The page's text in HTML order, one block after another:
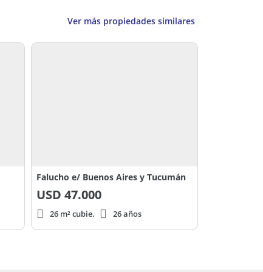
Ver más propiedades similares
Falucho e/ Buenos Aires y Tucumán
USD 47.000
26 m² cubie. 26 años